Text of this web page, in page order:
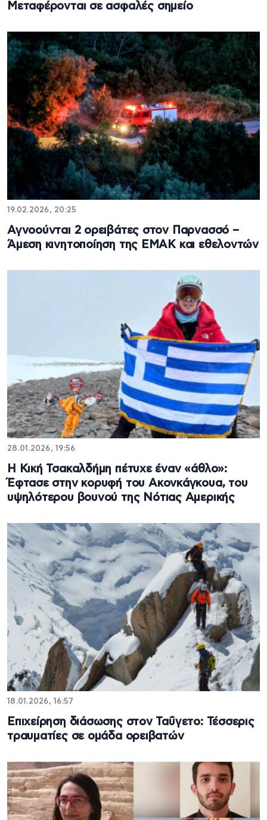
Μεταφέρονται σε ασφαλές σημείο
19.02.2026, 20:25
Αγνοούνται 2 ορειβάτες στον Παρνασσό –
Άμεση κινητοποίηση της ΕΜΑΚ και εθελοντών
28.01.2026, 19:56
Η Κική Τσακαλδήμη πέτυχε έναν «άθλο»:
Έφτασε στην κορυφή του Ακονκάγκουα, του
υψηλότερου βουνού της Νότιας Αμερικής
18.01.2026, 16:57
Επιχείρηση διάσωσης στον Ταΰγετο: Τέσσερις
τραυματίες σε ομάδα ορειβατών